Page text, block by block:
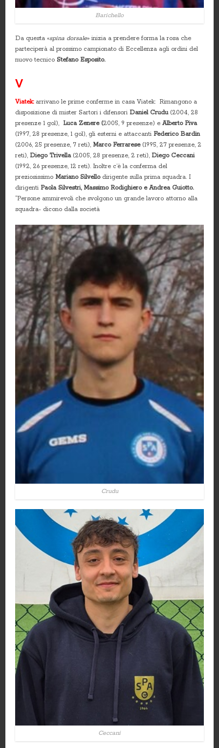
Barichello
Da questa «spina dorsale» inizia a prendere forma la rosa che
parteciperà al prossimo campionato di Eccellenza agli ordini del
nuovo tecnico Stefano Esposito.
V
Viatek: arrivano le prime conferme in casa Viatek: Rimangono a
disposizione di mister Sartori i difensoriDaniel Crudu(2004, 28
presenze 1 gol),Luca Zenere (2005, 9 presenze) eAlberto Piva
(1997, 28 presenze, 1 gol), gli esterni e attaccantiFederico Bardin
(2006, 25 presenze, 7 reti),Marco Ferrarese(1995, 27 presenze, 2
reti),Diego Trivella(2005, 28 presenze, 2 reti),Diego Ceccani
(1992, 26 presenze, 12 reti). Inoltre c’è la conferma del
preziosissimoMariano Silvellodirigente sulla prima squadra. I
dirigentiPaola Silvestri, Massimo Rodighiero e Andrea Guiotto.
“Persone ammirevoli che svolgono un grande lavoro attorno alla
squadra- dicono dalla società
Crudu
Ceccani